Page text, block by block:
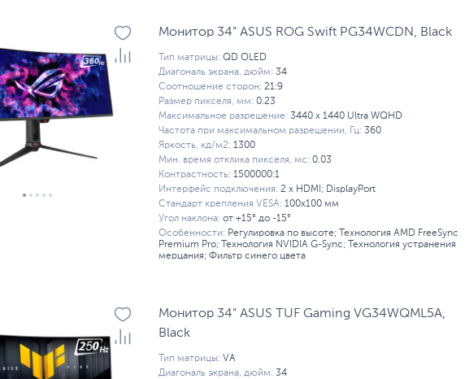
360 Гц
IPS Мониторы Lenovo Мониторы для дизайнеров
мониторы
Монитор 34" ASUS ROG Swift PG34WCDN, Black
Тип матрицы: QD OLED
Диагональ экрана, дюйм: 34
Соотношение сторон: 21:9
Размер пикселя, мм: 0.23
Максимальное разрешение: 3440 x 1440 Ultra WQHD
Частота при максимальном разрешении, Гц: 360
Яркость, кд/м2: 1300
Мин. время отклика пикселя, мс: 0.03
Контрастность: 1500000:1
Интерфейс подключения: 2 x HDMI; DisplayPort
Стандарт крепления VESA: 100x100 мм
Угол наклона: от +15° до -15°
Особенности: Регулировка по высоте; Технология AMD FreeSync
Premium Pro; Технология NVIDIA G-Sync; Технология устранения
мерцания; Фильтр синего цвета
Монитор 34" ASUS TUF Gaming VG34WQML5A,
Black
Тип матрицы: VA
Диагональ экрана, дюйм: 34